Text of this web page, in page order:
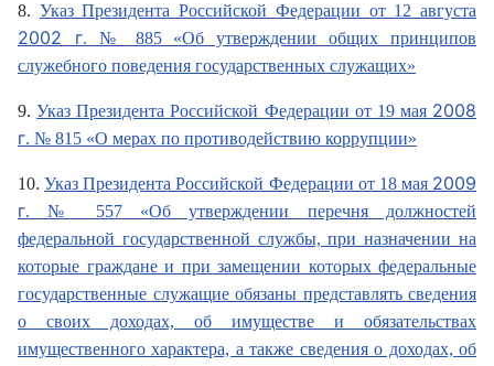
8. Указ Президента Российской Федерации от 12 августа
2002 г. № 885 «Об утверждении общих принципов
служебного поведения государственных служащих»
9.Указ Президента Российской Федерации от 19 мая 2008
г. № 815 «О мерах по противодействию коррупции»
10.Указ Президента Российской Федерации от 18 мая 2009
г. № 557 «Об утверждении перечня должностей
федеральной государственной службы, при назначении на
которые граждане и при замещении которых федеральные
государственные служащие обязаны представлять сведения
о своих доходах, об имуществе и обязательствах
имущественного характера, а также сведения о доходах, об